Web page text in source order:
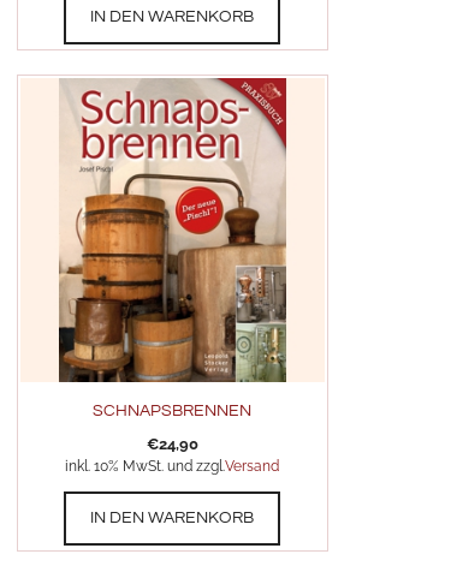
€23,50€17,00.
IN DEN WARENKORB
SCHNAPSBRENNEN
€24,90
inkl. 10% MwSt. und zzgl.Versand
IN DEN WARENKORB